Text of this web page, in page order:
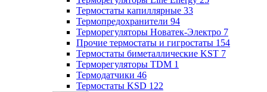
Термостаты капиллярные 33
Термопредохранители 94
Терморегуляторы Новатек-Электро 7
Прочие термостаты и гигростаты 154
Термостаты биметаллические KST 7
Терморегуляторы TDM 1
Термодатчики 46
Термостаты KSD 122